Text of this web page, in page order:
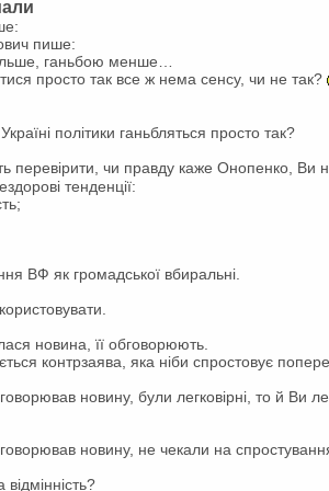
пише:
ганьбою менше…
просто так все ж нема сенсу, чи не так?
політики ганьбляться просто так?
перевірити, чи правду каже Онопенко, Ви
тенденції:
ВФ як громадської вбиральні.
новина, її обговорюють.
контрзаява, яка ніби спростовує
новину, були легковірні, то й Ви
новину, не чекали на